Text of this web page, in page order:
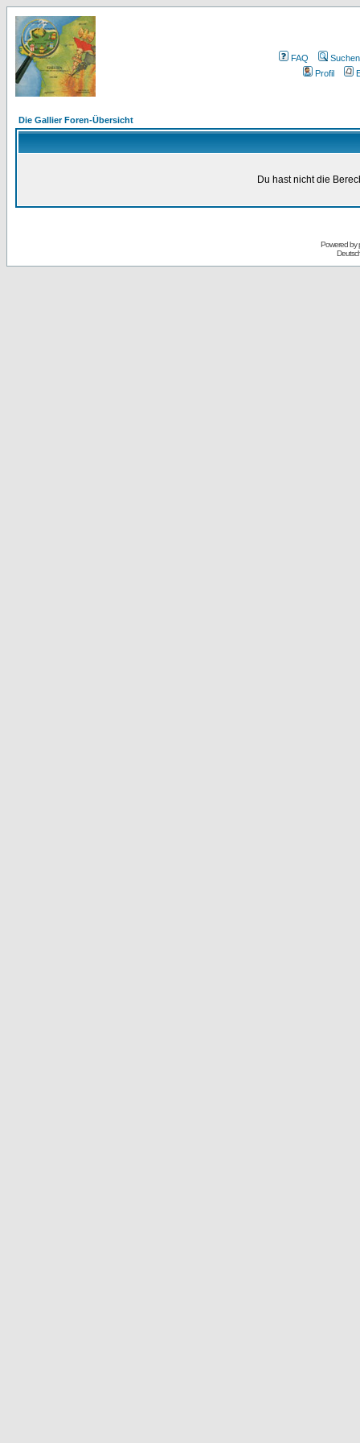
FAQ
Suchen
Profil
Die Gallier Foren-Übersicht
Du hast nicht die
Powered by